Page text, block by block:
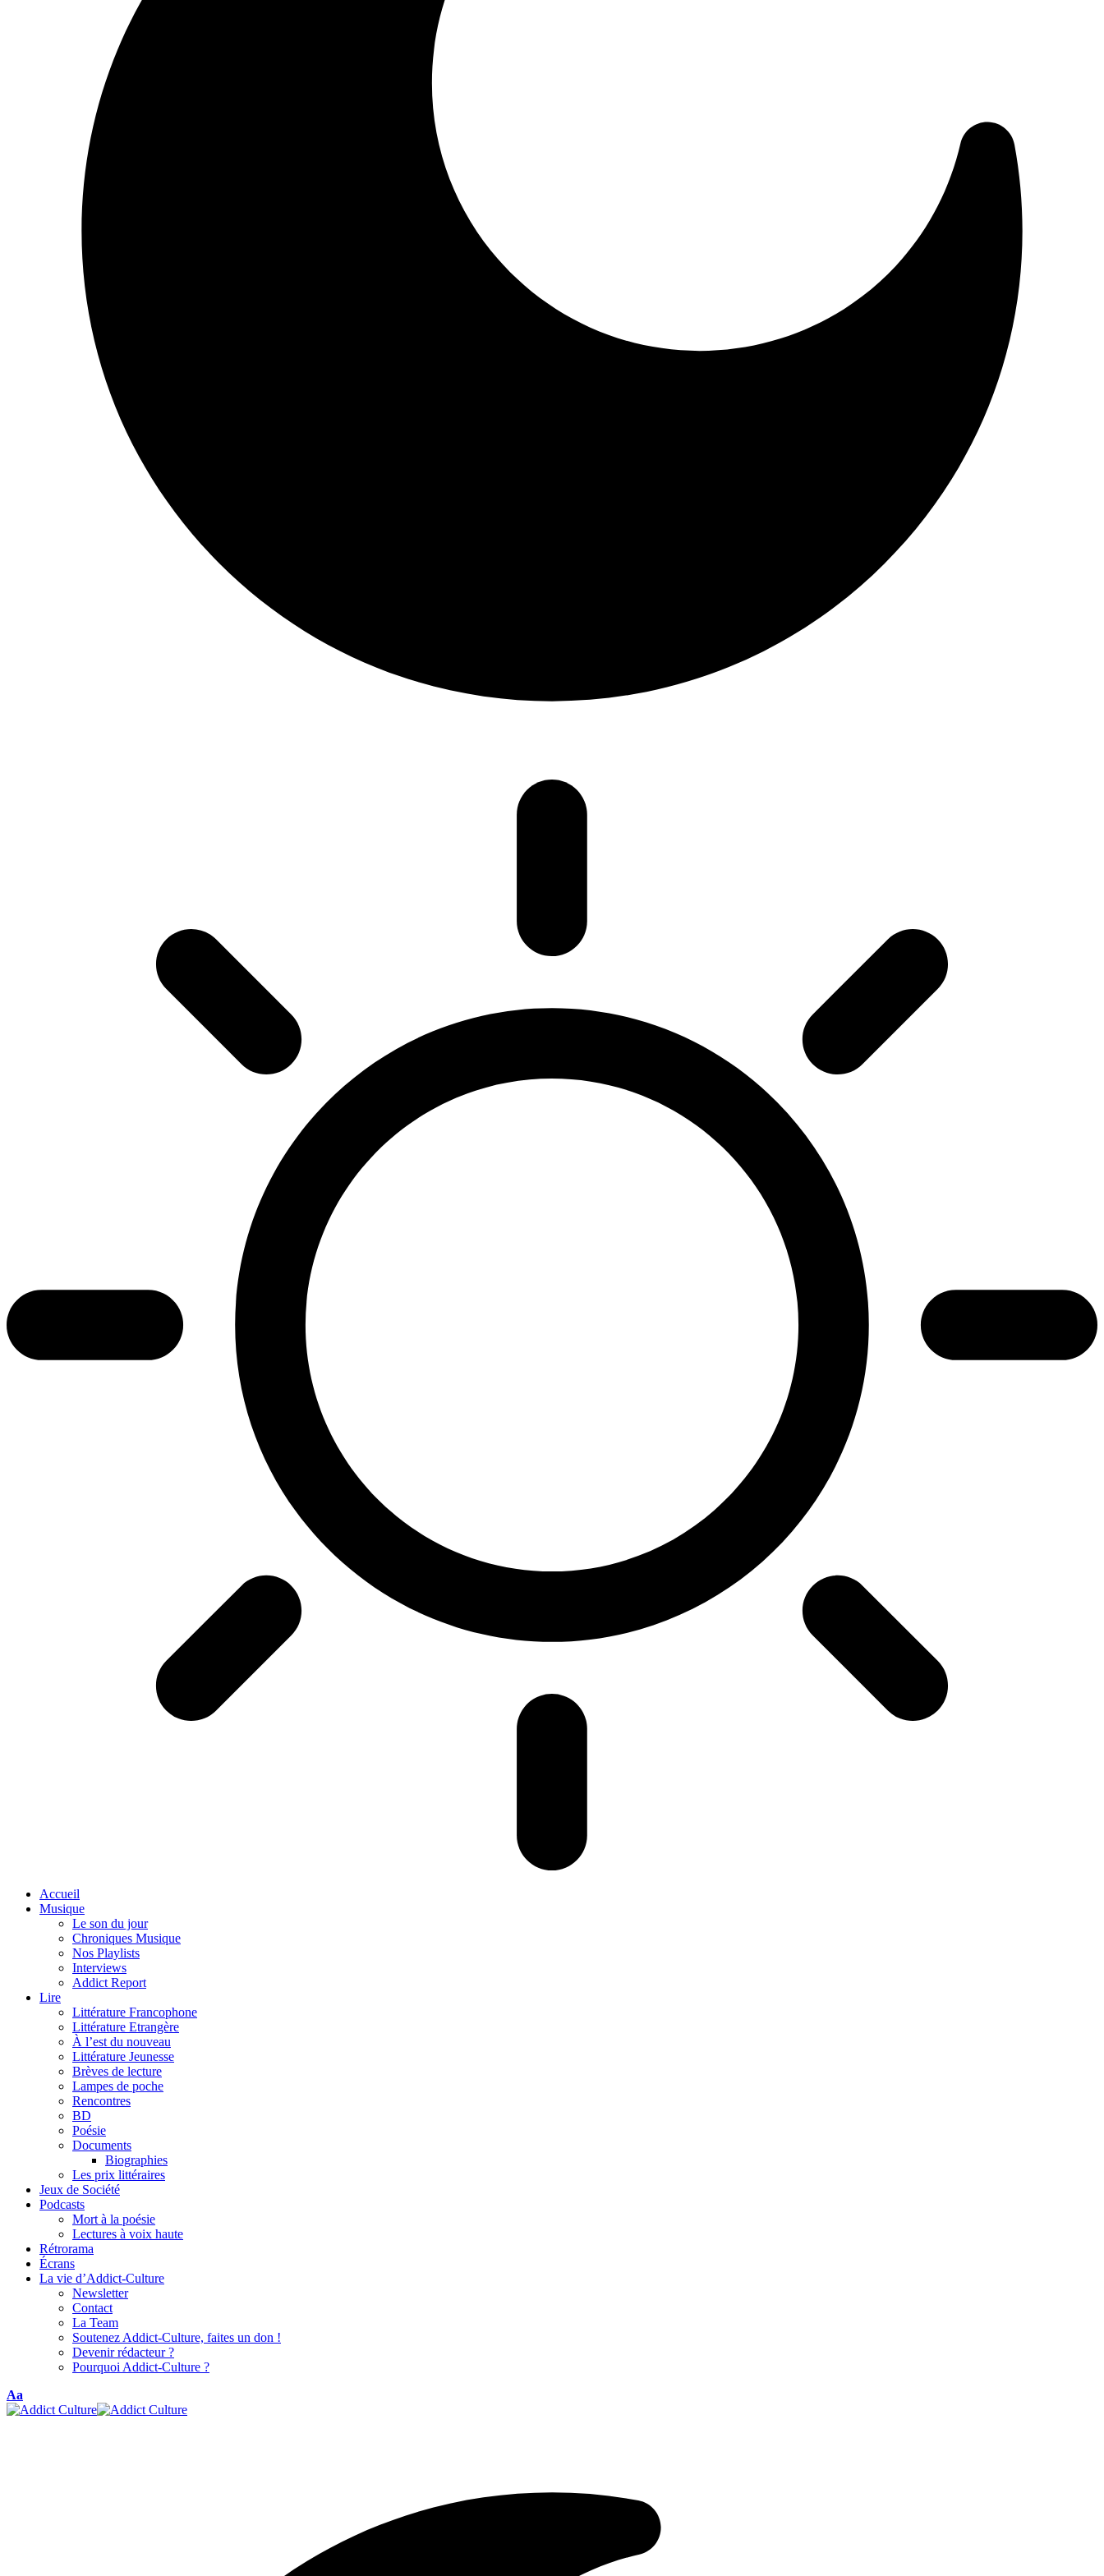
Accueil
Musique
Le son du jour
Chroniques Musique
Nos Playlists
Interviews
Addict Report
Lire
Littérature Francophone
Littérature Etrangère
À l’est du nouveau
Littérature Jeunesse
Brèves de lecture
Lampes de poche
Rencontres
BD
Poésie
Documents
Biographies
Les prix littéraires
Jeux de Société
Podcasts
Mort à la poésie
Lectures à voix haute
Rétrorama
Écrans
La vie d’Addict-Culture
Newsletter
Contact
La Team
Soutenez Addict-Culture, faites un don !
Devenir rédacteur ?
Pourquoi Addict-Culture ?
Aa